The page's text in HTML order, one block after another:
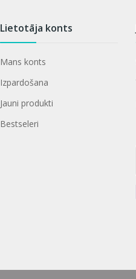
Lietotāja konts
Mans konts
Izpardošana
Jauni produkti
Bestseleri